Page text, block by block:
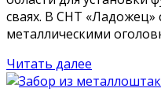
сваях. В СНТ «Ладожец»
металлическими
Читать далее